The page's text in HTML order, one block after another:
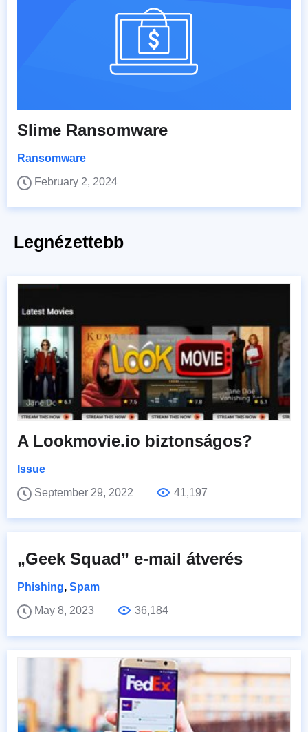
Slime Ransomware
Ransomware
February 2, 2024
Legnézettebb
A Lookmovie.io biztonságos?
Issue
September 29, 2022
41,197
„Geek Squad” e-mail átverés
Phishing, Spam
May 8, 2023
36,184